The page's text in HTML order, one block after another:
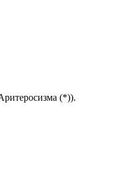
(*)).